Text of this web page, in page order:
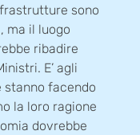
sono
ma il luogo
ribadire
E’ agli
stanno facendo
la loro ragione
dovrebbe